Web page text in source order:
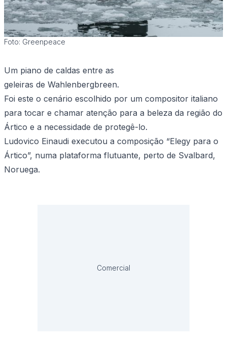
Foto: Greenpeace
Um piano de caldas entre as
geleiras de Wahlenbergbreen.
Foi este o cenário escolhido por um compositor italiano
para tocar e chamar atenção para a beleza da região do
Ártico e a necessidade de protegê-lo.
Ludovico Einaudi executou a composição “Elegy para o
Ártico”, numa plataforma flutuante, perto de Svalbard,
Noruega.
Comercial